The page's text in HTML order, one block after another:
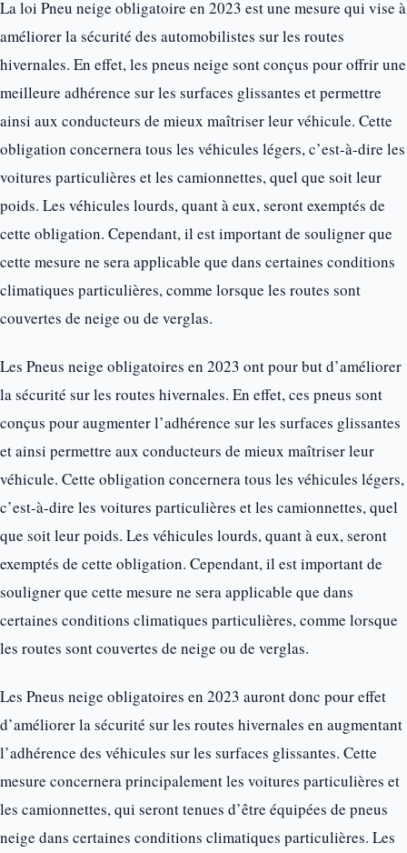
La loi Pneu neige obligatoire en 2023 est une mesure qui vise à
améliorer la sécurité des automobilistes sur les routes
hivernales. En effet, les pneus neige sont conçus pour offrir une
meilleure adhérence sur les surfaces glissantes et permettre
ainsi aux conducteurs de mieux maîtriser leur véhicule. Cette
obligation concernera tous les véhicules légers, c’est-à-dire les
voitures particulières et les camionnettes, quel que soit leur
poids. Les véhicules lourds, quant à eux, seront exemptés de
cette obligation. Cependant, il est important de souligner que
cette mesure ne sera applicable que dans certaines conditions
climatiques particulières, comme lorsque les routes sont
couvertes de neige ou de verglas.
Les Pneus neige obligatoires en 2023 ont pour but d’améliorer
la sécurité sur les routes hivernales. En effet, ces pneus sont
conçus pour augmenter l’adhérence sur les surfaces glissantes
et ainsi permettre aux conducteurs de mieux maîtriser leur
véhicule. Cette obligation concernera tous les véhicules légers,
c’est-à-dire les voitures particulières et les camionnettes, quel
que soit leur poids. Les véhicules lourds, quant à eux, seront
exemptés de cette obligation. Cependant, il est important de
souligner que cette mesure ne sera applicable que dans
certaines conditions climatiques particulières, comme lorsque
les routes sont couvertes de neige ou de verglas.
Les Pneus neige obligatoires en 2023 auront donc pour effet
d’améliorer la sécurité sur les routes hivernales en augmentant
l’adhérence des véhicules sur les surfaces glissantes. Cette
mesure concernera principalement les voitures particulières et
les camionnettes, qui seront tenues d’être équipées de pneus
neige dans certaines conditions climatiques particulières. Les